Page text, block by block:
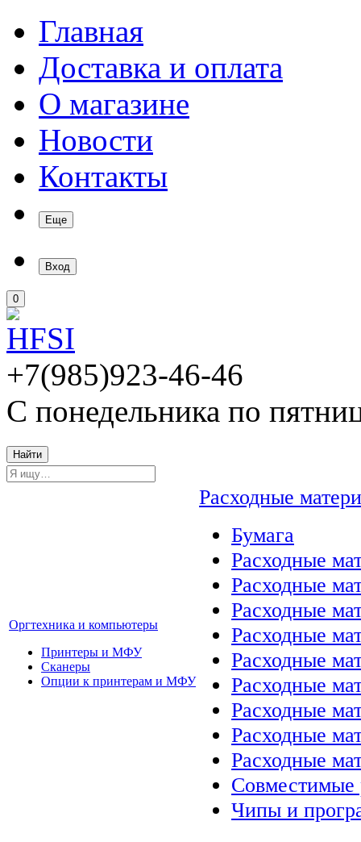
Главная
Доставка и оплата
О магазине
Новости
Контакты
Еще
Вход
0
+7(985)923-46-46
С понедельника по
Найти
Оргтехника и компьютеры
Принтеры и МФУ
Сканеры
Опции к принтерам и МФУ
Расходные
Бумага
Расходные
Расходные
Расходные
Расходные
Расходные
Расходные
Расходные
Расходные
Расходные
Совместимые
Чипы и